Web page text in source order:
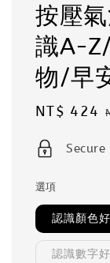
按壓
識A-
物/早
Sale
NT$ 424
選項
認識顏色
認識數字